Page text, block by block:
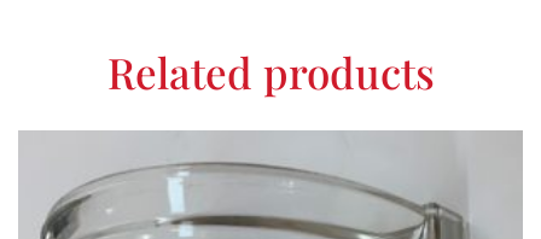
Related products